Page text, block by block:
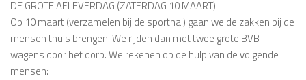
DE GROTE AFLEVERDAG (ZATERDAG 10 MAART)
Op 10 maart (verzamelen bij de sporthal) gaan we de zakken bij de
mensen thuis brengen. We rijden dan met twee grote BVB-
wagens door het dorp. We rekenen op de hulp van de volgende
mensen: